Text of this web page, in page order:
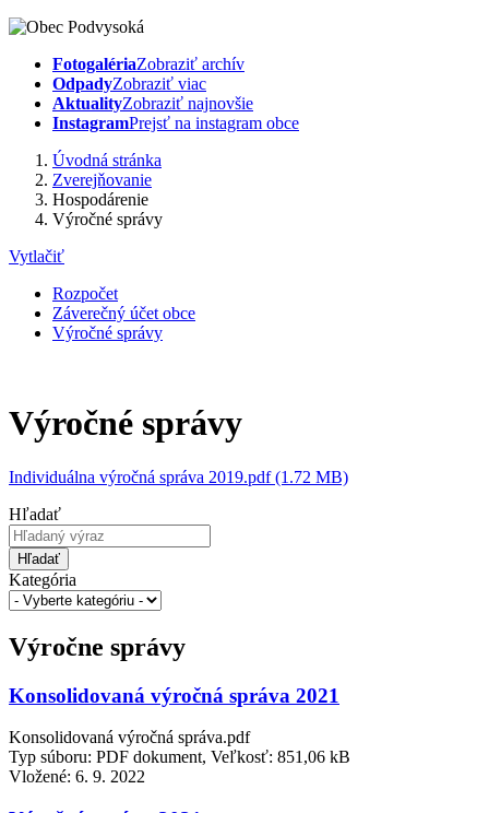
FotogalériaZobraziť archív
OdpadyZobraziť viac
AktualityZobraziť najnovšie
InstagramPrejsť na instagram obce
Úvodná stránka
Zverejňovanie
Hospodárenie
Výročné správy
Vytlačiť
Rozpočet
Záverečný účet obce
Výročné správy
Výročné správy
Individuálna výročná správa 2019.pdf (1.72 MB)
Hľadať
Hľadať
Kategória
Výročne správy
Konsolidovaná výročná správa 2021
Konsolidovaná výročná správa.pdf
Typ súboru: PDF dokument, Veľkosť: 851,06 kB
Vložené: 6. 9. 2022